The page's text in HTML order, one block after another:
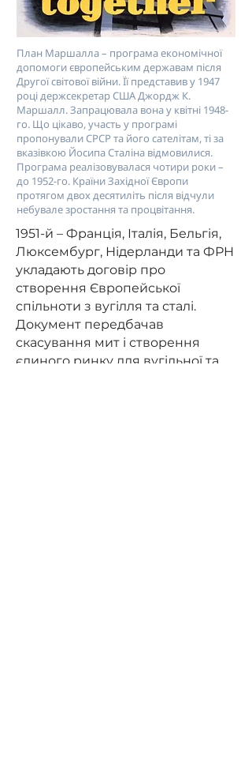
План Маршалла – програма економічної
допомоги європейським державам після
Другої світової війни. Її представив у 1947
році держсекретар США Джордж К.
Маршалл. Запрацювала вона у квітні 1948-
го. Що цікаво, участь у програмі
пропонували СРСР та його сателітам, ті за
вказівкою Йосипа Сталіна відмовилися.
Програма реалізовувалася чотири роки –
до 1952-го. Країни Західної Європи
протягом двох десятиліть після відчули
небувале зростання та процвітання.
1951-й – Франція, Італія, Бельгія,
Люксембург, Нідерланди та ФРН
укладають договір про
створення Європейської
спільноти з вугілля та сталі.
Документ передбачав
скасування мит і створення
єдиного ринку для вугільної та